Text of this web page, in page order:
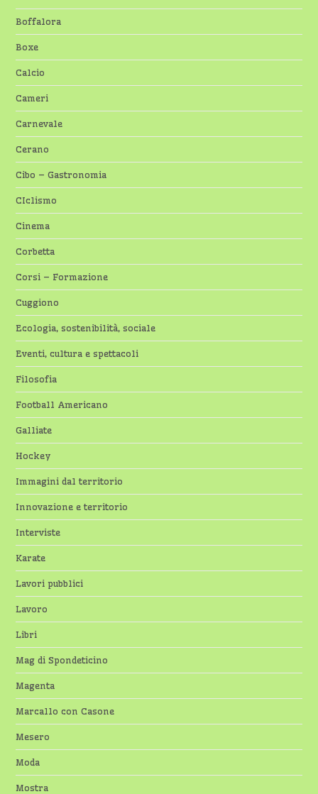
Boffalora
Boxe
Calcio
Cameri
Carnevale
Cerano
Cibo – Gastronomia
CIclismo
Cinema
Corbetta
Corsi – Formazione
Cuggiono
Ecologia, sostenibilità, sociale
Eventi, cultura e spettacoli
Filosofia
Football Americano
Galliate
Hockey
Immagini dal territorio
Innovazione e territorio
Interviste
Karate
Lavori pubblici
Lavoro
Libri
Mag di Spondeticino
Magenta
Marcallo con Casone
Mesero
Moda
Mostra